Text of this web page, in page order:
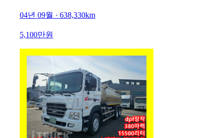
04년 09월 · 638,330km
5,100만원